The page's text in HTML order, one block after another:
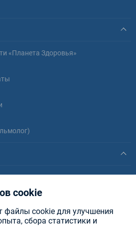
«Планета Здоровья»
Планета Здоровья - аптеки в
cookie
файлы cookie для улучшения
сбора статистики и